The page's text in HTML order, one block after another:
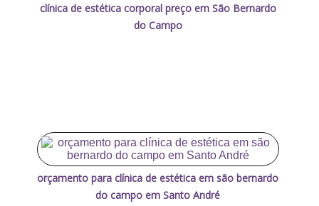
clínica de estética corporal preço em São Bernardo
do Campo
orçamento para clínica de estética em são bernardo
do campo em Santo André